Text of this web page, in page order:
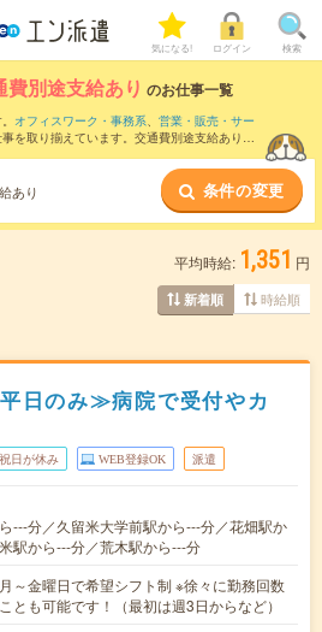
気になる! ログイン 検索
費別途支給あり のお仕事一覧
オフィスワーク・事務系、 営業・販売・サー
を取り揃えています。交通費別途支給ありの
あり 条件の変更
平均時給: 1,351 円
新着順 時給順
日のみ≫病院で受付やカ
日が休み WEB登録OK 派遣
---分／久留米大学前駅から---分／花畑駅か
駅から---分／荒木駅から---分
～金曜日で希望シフト制 ※徐々に勤務回数
とも可能です！（最初は週3日からなど）